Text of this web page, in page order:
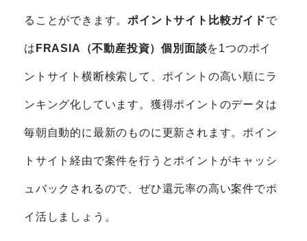
ることができます。ポイントサイト比較ガイドで
は FRASIA（不動産投資）個別面談を1つのポイ
ントサイト横断検索して、ポイントの高い順にラ
ンキング化しています。獲得ポイントのデータは
毎朝自動的に最新のものに更新されます。ポイン
トサイト経由で案件を行うとポイントがキャッシ
ュバックされるので、ぜひ還元率の高い案件でポ
イ活しましょう。